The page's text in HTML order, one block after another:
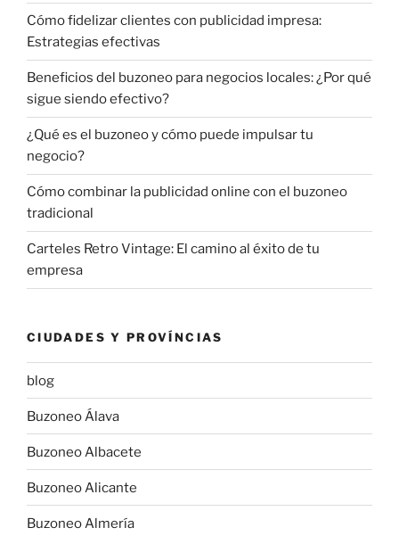
Cómo fidelizar clientes con publicidad impresa:
Estrategias efectivas
Beneficios del buzoneo para negocios locales: ¿Por qué
sigue siendo efectivo?
¿Qué es el buzoneo y cómo puede impulsar tu
negocio?
Cómo combinar la publicidad online con el buzoneo
tradicional
Carteles Retro Vintage: El camino al éxito de tu
empresa
CIUDADES Y PROVÍNCIAS
blog
Buzoneo Álava
Buzoneo Albacete
Buzoneo Alicante
Buzoneo Almería